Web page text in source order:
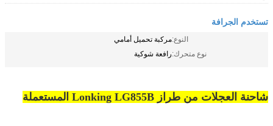
تستخدم الجرافة
النوع:مركبة تحميل أمامي
نوع متحرك:رافعة شوكية
شاحنة العجلات من طراز Lonking LG855B المستعملة